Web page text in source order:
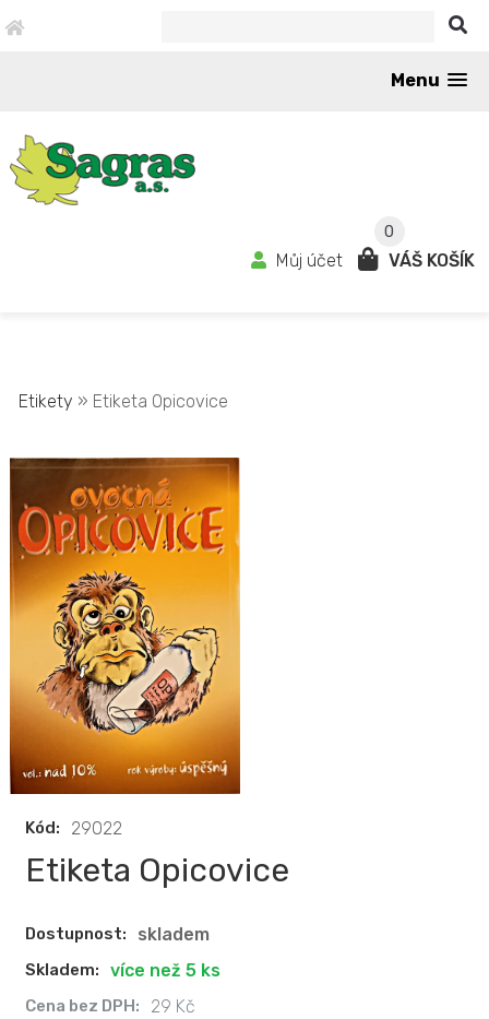
Menu
0
Můj účet VÁŠ KOŠÍK
Etikety » Etiketa Opicovice
Kód: 29022
Etiketa Opicovice
Dostupnost: skladem
Skladem: více než 5 ks
Cena bez DPH: 29 Kč